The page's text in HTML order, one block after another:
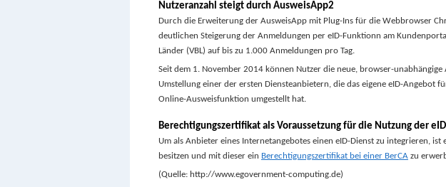
Nutzeranzahl steigt durch AusweisApp2
Durch die Erweiterung der AusweisApp mit Plug-Ins für die Webbrowser
deutlichen Steigerung der Anmeldungen per eID-Funktionn am
Länder (VBL) auf bis zu 1.000 Anmeldungen pro Tag.
Seit dem 1. November 2014 können Nutzer die neue, browser-unabhängige
Umstellung einer der ersten Diensteanbietern, die das eigene eID-Angebot
Online-Ausweisfunktion umgestellt hat.
Berechtigungszertifikat als Voraussetzung für die Nutzung der
Um als Anbieter eines Internetangebotes einen eID-Dienst zu integrieren,
besitzen und mit dieser ein Berechtigungszertifikat bei einer BerCA zu
(Quelle: http://www.egovernment-computing.de)